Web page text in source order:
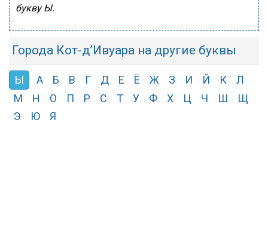
букву Ы.
Города Кот-д’Ивуара на другие буквы
Ы А Б В Г Д Е Ё Ж З И Й К
Л
М
Н О П Р С Т У Ф Х Ц Ч Ш
Щ
Э
Ю Я